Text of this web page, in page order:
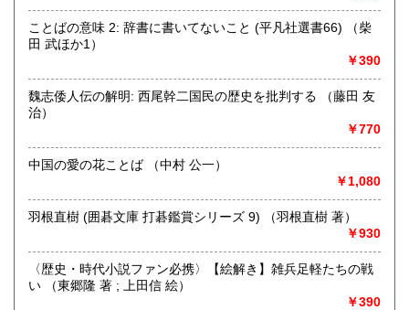
ことばの意味 2: 辞書に書いてないこと (平凡社選書66) （柴
田 武ほか1）
￥390
魏志倭人伝の解明: 西尾幹二国民の歴史を批判する （藤田 友
治）
￥770
中国の愛の花ことば （中村 公一）
￥1,080
羽根直樹 (囲碁文庫 打碁鑑賞シリーズ 9) （羽根直樹 著）
￥930
〈歴史・時代小説ファン必携〉【絵解き】雑兵足軽たちの戦
い （東郷隆 著 ; 上田信 絵）
￥390